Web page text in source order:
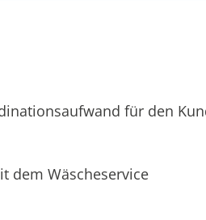
für den
dem Wäscheservice